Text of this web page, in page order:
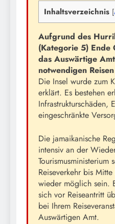
Inhaltsverzeichnis [
Aufgrund des
(Kategorie 5)
das Auswärtige
notwendigen
Die Insel wurde zum
erklärt. Es bestehen
Infrastrukturschäden,
eingeschränkte
Die jamaikanische
intensiv an der
Tourismusministerium
Reiseverkehr bis
wieder möglich sein.
sich vor Reiseantritt
bei Ihrem
Auswärtigen Amt.